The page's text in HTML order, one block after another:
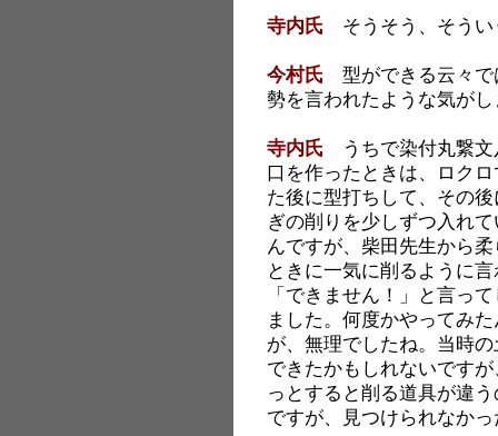
寺内氏 そうそう、そうい
今村氏 型ができる云々で
勢を言われたような気が
寺内氏 うちで染付丸繋文
口を作ったときは、ロク
た後に型打ちして、その
ぎの削りを少しずつ入れ
んですが、柴田先生から
ときに一気に削るように
「できません！」と言っ
ました。何度かやってみ
が、無理でしたね。当時
できたかもしれないです
っとすると削る道具が違
ですが、見つけられなか